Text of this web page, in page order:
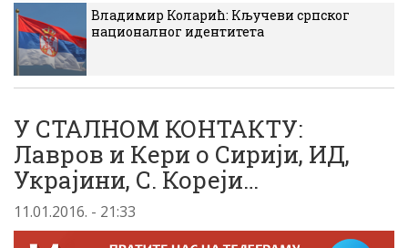
Владимир Коларић: Кључеви српског
националног идентитета
У СТАЛНОМ КОНТАКТУ:
Лавров и Кери о Сирији, ИД,
Украјини, С. Кореји…
11.01.2016. - 21:33